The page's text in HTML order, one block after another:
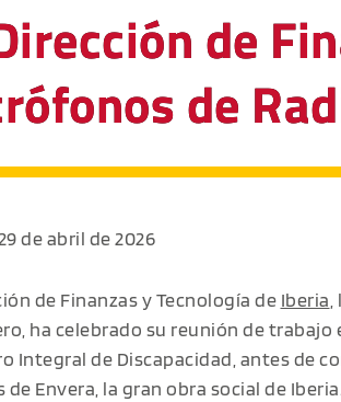
de
de
de abril de 2026
de Finanzas y Tecnología de Iberia,
ha celebrado su reunión de trabajo
Integral de Discapacidad, antes de
de Envera, la gran obra social de